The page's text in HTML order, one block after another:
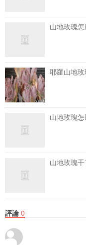
山地玫瑰
耶羅山地
山地玫瑰
山地玫瑰
評論 0